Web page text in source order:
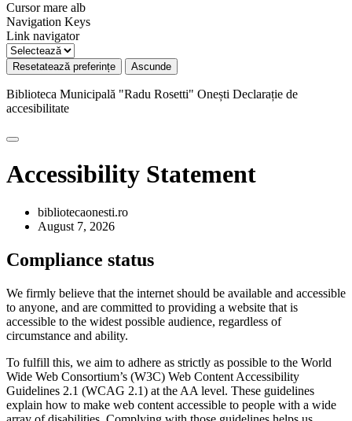
Cursor mare alb
Navigation Keys
Link navigator
Resetatează preferințe Ascunde
Biblioteca Municipală "Radu Rosetti" Onești Declarație de
accesibilitate
Accessibility Statement
bibliotecaonesti.ro
August 7, 2026
Compliance status
We firmly believe that the internet should be available and accessible
to anyone, and are committed to providing a website that is
accessible to the widest possible audience, regardless of
circumstance and ability.
To fulfill this, we aim to adhere as strictly as possible to the World
Wide Web Consortium’s (W3C) Web Content Accessibility
Guidelines 2.1 (WCAG 2.1) at the AA level. These guidelines
explain how to make web content accessible to people with a wide